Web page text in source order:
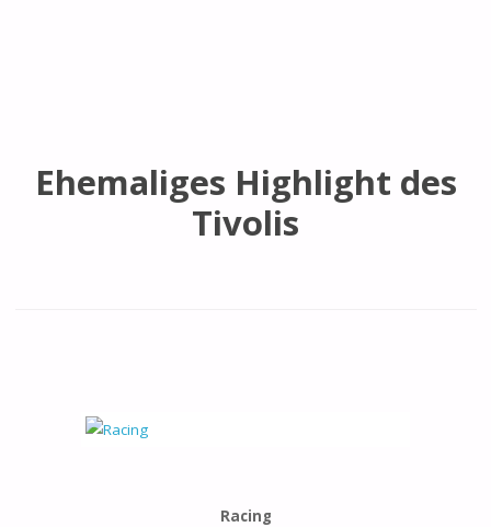
Ehemaliges Highlight des
Tivolis
Racing